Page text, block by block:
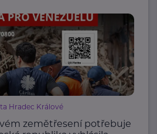
Hradec Králové
zemětřesení potřebuje